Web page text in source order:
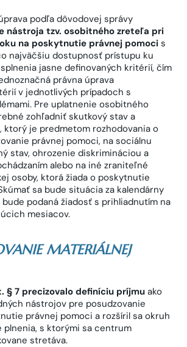
podľa dôvodovej správy
nástroja tzv. osobitného zreteľa pri
na poskytnutie právnej pomoci s
najväčšiu dostupnosť prístupu ku
jasne definovaných kritérií, čím
právna úprava
v jednotlivých prípadoch s
Pre uplatnenie osobitného
zohľadniť skutkový stav a
ktorý je predmetom rozhodovania o
právnej pomoci, na sociálnu
stav, ohrozenie diskrimináciou a
alebo na iné zraniteľné
osoby, ktorá žiada o poskytnutie
sa bude situácia za kalendárny
podaná žiadosť s prihliadnutím na
mesiacov.
MATERIÁLNEJ
§ 7 precizovalo definíciu príjmu ako
nástrojov pre posudzovanie
právnej pomoci a rozšíril sa okruh
plnenia, s ktorými sa centrum
stretáva.